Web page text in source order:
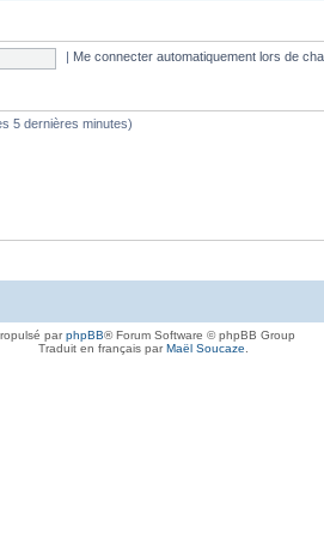
Me connecter automatiquement lors de
5 dernières minutes)
parphpBB® Forum Software © phpBB Group
Traduit en français parMaël Soucaze